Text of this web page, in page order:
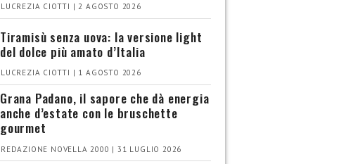
LUCREZIA CIOTTI | 2 AGOSTO 2026
Tiramisù senza uova: la versione light
del dolce più amato d’Italia
LUCREZIA CIOTTI | 1 AGOSTO 2026
Grana Padano, il sapore che dà energia
anche d’estate con le bruschette
gourmet
REDAZIONE NOVELLA 2000 | 31 LUGLIO 2026